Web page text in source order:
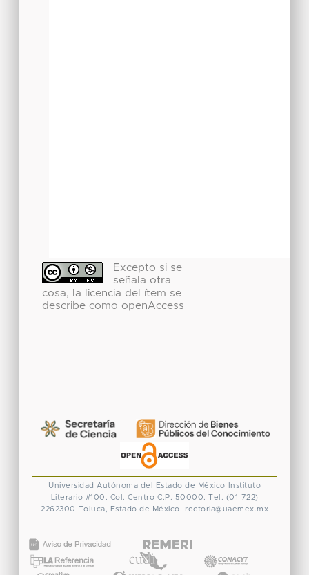
Excepto si se
señala otra
cosa, la licencia del ítem se
describe como openAccess
Universidad Autónoma del Estado de México
Instituto
Literario #100. Col. Centro C.P. 50000. Tel. (01-722)
2262300 Toluca, Estado de México. rectoria@uaemex.mx